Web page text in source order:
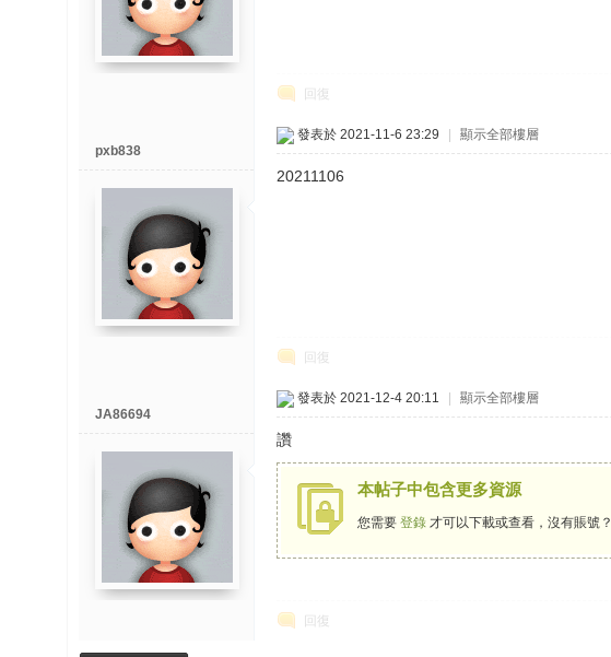
回復
pxb838
發表於 2021-11-6 23:29 顯示全部樓層
20211106
回復
JA86694
發表於 2021-12-4 20:11 顯示全部樓層
讚
本帖子中包含更多資源
您需要 登錄 才可以下載或查看，沒有賬號？
回復